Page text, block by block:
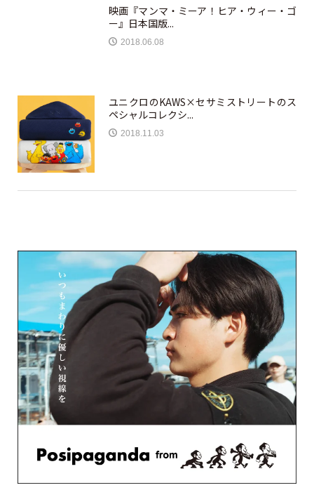
映画『マンマ・ミーア！ヒア・ウィー・ゴ
ー』日本国版...
2018.06.08
ユニクロのKAWS×セサミストリートのス
ペシャルコレクシ...
2018.11.03